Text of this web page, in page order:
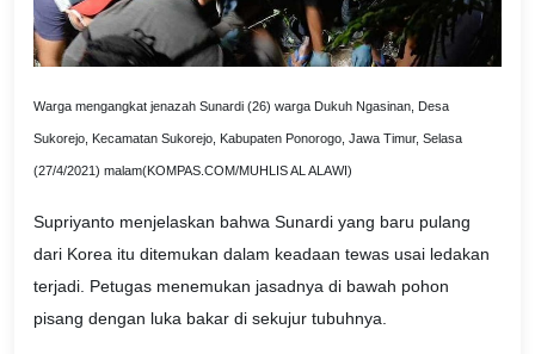
Warga mengangkat jenazah Sunardi (26) warga Dukuh Ngasinan, Desa
Sukorejo, Kecamatan Sukorejo, Kabupaten Ponorogo, Jawa Timur, Selasa
(27/4/2021) malam(KOMPAS.COM/MUHLIS AL ALAWI)
Supriyanto menjelaskan bahwa Sunardi yang baru pulang
dari Korea itu ditemukan dalam keadaan tewas usai ledakan
terjadi. Petugas menemukan jasadnya di bawah pohon
pisang dengan luka bakar di sekujur tubuhnya.